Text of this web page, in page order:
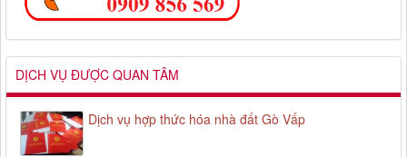
DỊCH VỤ ĐƯỢC QUAN TÂM
Dịch vụ hợp thức hóa nhà đất Gò Vấp